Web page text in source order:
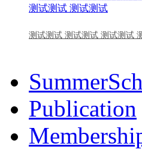
测试测试 测试测试 测试测试
Publication